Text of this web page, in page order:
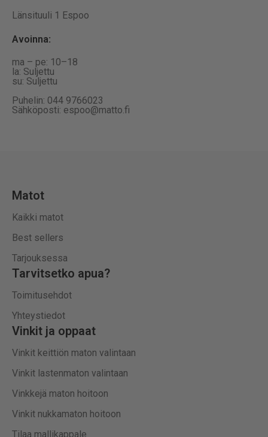
Länsituuli 1 Espoo
Avoinna:
ma – pe: 10–18
la: Suljettu
su: Suljettu
Puhelin: 044 9766023
Sähköposti: espoo@matto.fi
Matot
Kaikki matot
Best sellers
Tarjouksessa
Tarvitsetko apua?
Toimitusehdot
Yhteystiedot
Vinkit ja oppaat
Vinkit keittiön maton valintaan
Vinkit lastenmaton valintaan
Vinkkejä maton hoitoon
Vinkit nukkamaton hoitoon
Tilaa mallikappale